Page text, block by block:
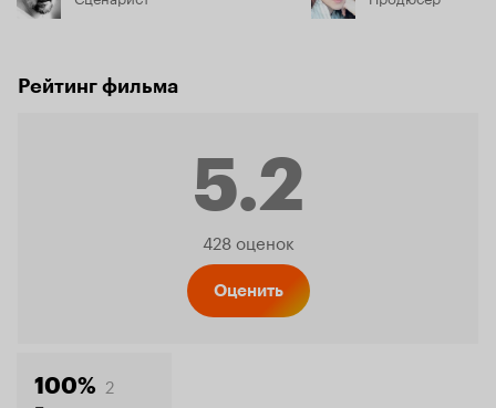
Рейтинг фильма
5.2
Рейтинг
428 оценок
Оценить
100% 2